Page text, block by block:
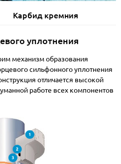
Карбид кремния
уплотнения
механизм образования
сильфонного уплотнения
отличается высокой
работе всех компонентов